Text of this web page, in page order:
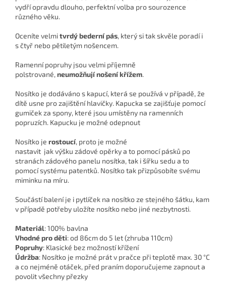
vydří opravdu dlouho, perfektní volba pro sourozence
různého věku.
Oceníte velmitvrdý bederní pás, který si tak skvěle poradí i
s čtyř nebo pětiletým nošencem.
Ramenní popruhy jsou velmi příjemně
polstrované, neumožňují nošení křížem.
Nosítko je dodáváno s kapucí, která se používá v případě, že
dítě usne pro zajištění hlavičky. Kapucka se zajišťuje pomocí
gumiček za spony, které jsou umístěny na ramenních
popruzích. Kapucku je možné odepnout
Nosítko je rostoucí, proto je možné
nastavit jak výšku zádové opěrky a to pomocí pásků po
stranách zádového panelu nosítka, tak i šířku sedu a to
pomocí systému patentků. Nosítko tak přizpůsobíte svému
miminku na míru.
Součástí balení je i pytlíček na nosítko ze stejného šátku, kam
v případě potřeby uložíte nosítko nebo jiné nezbytnosti.
Materiál: 100% bavlna
Vhodné pro děti: od 86cm do 5 let (zhruba 110cm)
Popruhy: Klasické bez možností křížení
Údržba: Nosítko je možné prát v pračce při teplotě max. 30 °C
a co nejméně otáček, před praním doporučujeme zapnout a
povolit všechny přezky